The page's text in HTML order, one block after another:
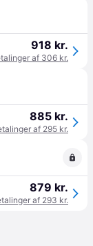
918 kr.
af 306 kr.
885 kr.
af 295 kr.
879 kr.
af 293 kr.